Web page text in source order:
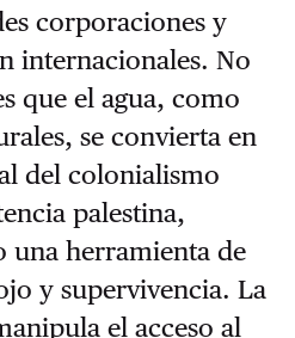
corporaciones y
internacionales. No
que el agua, como
se convierta en
del colonialismo
palestina,
herramienta de
y supervivencia. La
el acceso al